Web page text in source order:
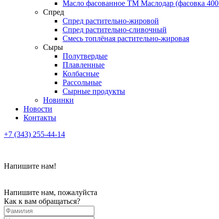
Масло фасованное ТМ Маслодар (фасовка
Спред
Спред растительно-жировой
Спред растительно-сливочный
Смесь топлёная растительно-жировая
Сыры
Полутвердые
Плавленные
Колбасные
Рассольные
Сырные продукты
Новинки
Новости
Контакты
+7 (343) 255-44-14
Напишите нам!
Напишите нам, пожалуйста
Как к вам обращаться?